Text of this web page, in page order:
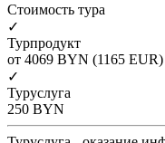
Cтоимость тура
✓
Турпродукт
от 4069 BYN (1165 EUR)
✓
Туруслуга
250 BYN